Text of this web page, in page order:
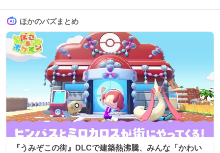
ほかのバズまとめ
『うみぞこの街』DLCで建築熱沸騰、みんな「かわい